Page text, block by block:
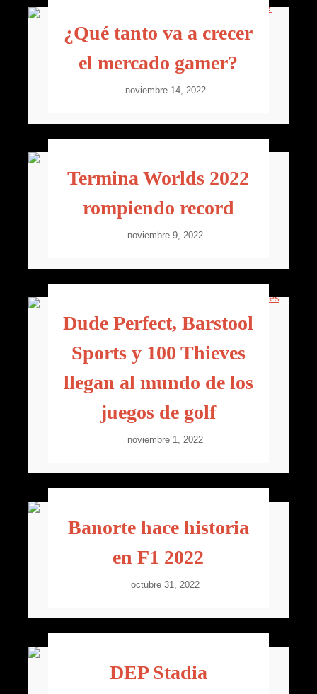
¿Qué tanto va a crecer
el mercado gamer?
noviembre 14, 2022
Termina Worlds 2022
rompiendo record
noviembre 9, 2022
Dude Perfect, Barstool
Sports y 100 Thieves
llegan al mundo de los
juegos de golf
noviembre 1, 2022
Banorte hace historia
en F1 2022
octubre 31, 2022
DEP Stadia